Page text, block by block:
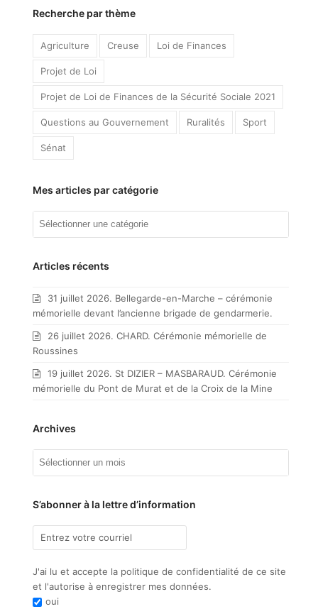
Recherche par thème
Agriculture Creuse Loi de Finances
Projet de Loi
Projet de Loi de Finances de la Sécurité Sociale 2021
Questions au Gouvernement Ruralités Sport
Sénat
Mes articles par catégorie
Mes
catégorie
Articles récents
31 juillet 2026. Bellegarde-en-Marche – cérémonie
mémorielle devant l’ancienne brigade de gendarmerie.
26 juillet 2026. CHARD. Cérémonie mémorielle de
Roussines
19 juillet 2026. St DIZIER – MASBARAUD. Cérémonie
mémorielle du Pont de Murat et de la Croix de la Mine
Archives
S’abonner à la lettre d’information
J'ai lu et accepte la politique de confidentialité de ce site
et l'autorise à enregistrer mes données.
oui